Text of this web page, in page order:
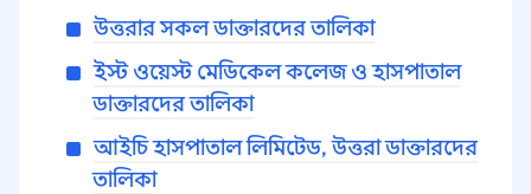
উত্তরার সকল ডাক্তারদের তালিকা
ইস্ট ওয়েস্ট মেডিকেল কলেজ ও হাসপাতাল
ডাক্তারদের তালিকা
আইচি হাসপাতাল লিমিটেড, উত্তরা ডাক্তারদের
তালিকা